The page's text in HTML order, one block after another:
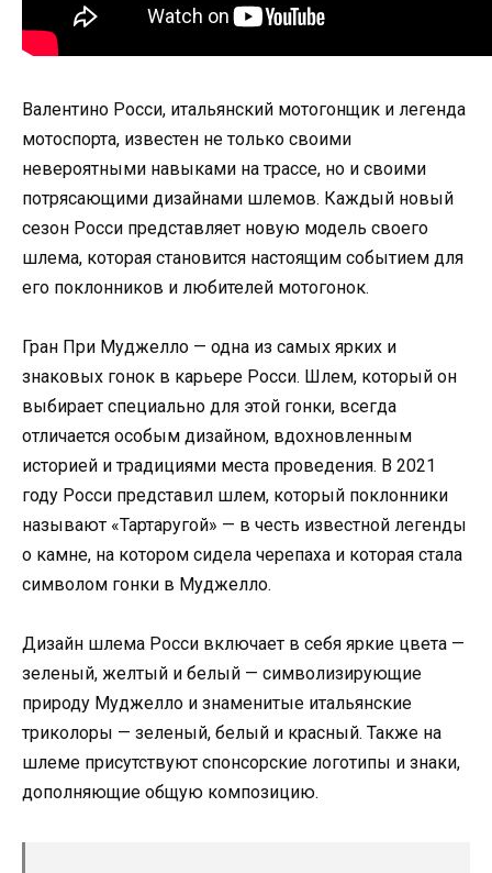
Валентино Росси, итальянский мотогонщик и легенда
мотоспорта, известен не только своими
невероятными навыками на трассе, но и своими
потрясающими дизайнами шлемов. Каждый новый
сезон Росси представляет новую модель своего
шлема, которая становится настоящим событием для
его поклонников и любителей мотогонок.
Гран При Муджелло — одна из самых ярких и
знаковых гонок в карьере Росси. Шлем, который он
выбирает специально для этой гонки, всегда
отличается особым дизайном, вдохновленным
историей и традициями места проведения. В 2021
году Росси представил шлем, который поклонники
называют «Тартаругой» — в честь известной легенды
о камне, на котором сидела черепаха и которая стала
символом гонки в Муджелло.
Дизайн шлема Росси включает в себя яркие цвета —
зеленый, желтый и белый — символизирующие
природу Муджелло и знаменитые итальянские
триколоры — зеленый, белый и красный. Также на
шлеме присутствуют спонсорские логотипы и знаки,
дополняющие общую композицию.